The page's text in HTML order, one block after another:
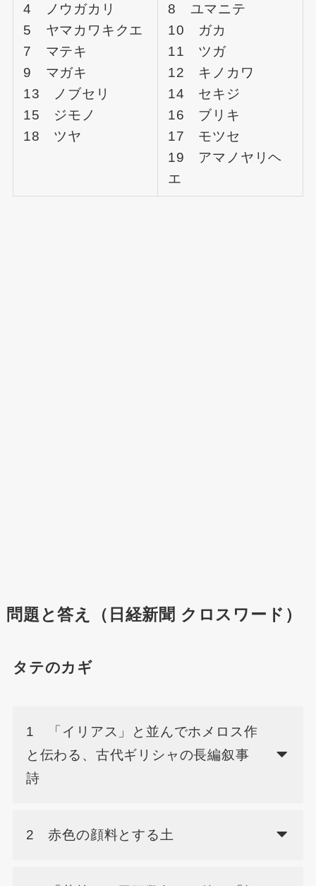
4 ノウガカリ
5 ヤマカワキクエ
7 マテキ
9 マガキ
13 ノブセリ
15 ジモノ
18 ツヤ
8 ユマニテ
10 ガカ
11 ツガ
12 キノカワ
14 セキジ
16 ブリキ
17 モツセ
19 アマノヤリヘ
エ
問題と答え（日経新聞 クロスワード）
タテのカギ
1 「イリアス」と並んでホメロス作
と伝わる、古代ギリシャの長編叙事
詩
2 赤色の顔料とする土